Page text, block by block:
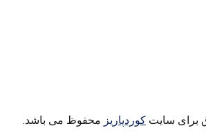
برای سایت کوردپاریز محفوظ می باشد.